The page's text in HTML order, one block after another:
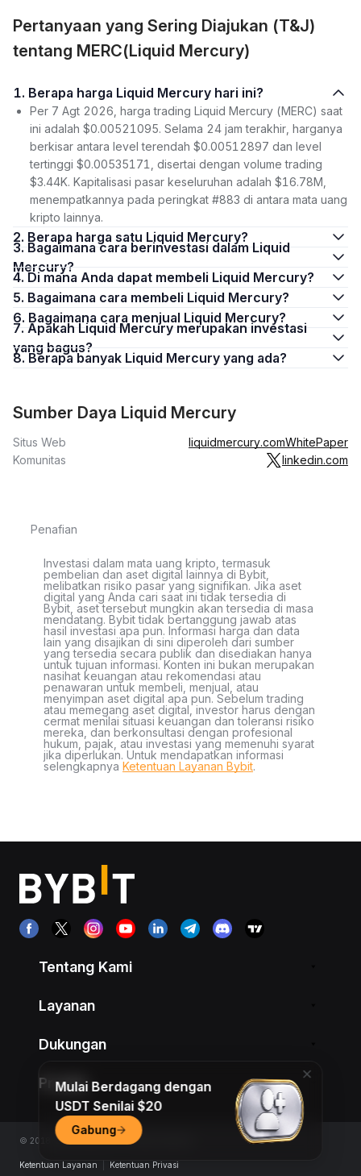
Pertanyaan yang Sering Diajukan (T&J)
tentang MERC(Liquid Mercury)
1. Berapa harga Liquid Mercury hari ini?
Per 7 Agt 2026, harga trading Liquid Mercury (MERC) saat
ini adalah $0.00521095. Selama 24 jam terakhir, harganya
berkisar antara level terendah $0.00512897 dan level
tertinggi $0.00535171, disertai dengan volume trading
$3.44K. Kapitalisasi pasar keseluruhan adalah $16.78M,
menempatkannya pada peringkat #883 di antara mata uang
kripto lainnya.
2. Berapa harga satu Liquid Mercury?
3. Bagaimana cara berinvestasi dalam Liquid
Mercury?
4. Di mana Anda dapat membeli Liquid Mercury?
5. Bagaimana cara membeli Liquid Mercury?
6. Bagaimana cara menjual Liquid Mercury?
7. Apakah Liquid Mercury merupakan investasi
yang bagus?
8. Berapa banyak Liquid Mercury yang ada?
Sumber Daya Liquid Mercury
Situs Web liquidmercury.comWhitePaper
Komunitas
linkedin.com
Penafian
Investasi dalam mata uang kripto, termasuk
pembelian dan aset digital lainnya di Bybit,
melibatkan risiko pasar yang signifikan. Jika aset
digital yang Anda cari saat ini tidak tersedia di
Bybit, aset tersebut mungkin akan tersedia di masa
mendatang. Bybit tidak bertanggung jawab atas
hasil investasi apa pun. Informasi harga dan data
lain yang disajikan di sini diperoleh dari sumber
yang tersedia secara publik dan disediakan hanya
untuk tujuan informasi. Konten ini bukan merupakan
nasihat keuangan atau rekomendasi atau
penawaran untuk membeli, menjual, atau
menyimpan aset digital apa pun. Sebelum trading
atau memegang aset digital, investor harus dengan
cermat menilai situasi keuangan dan toleransi risiko
mereka, dan berkonsultasi dengan profesional
hukum, pajak, atau investasi yang memenuhi syarat
jika diperlukan. Untuk mendapatkan informasi
selengkapnya Ketentuan Layanan Bybit.
Tentang Kami
Layanan
Dukungan
Produk
© 2018-2026 Bybit.com. All rights reserved.
Ketentuan Layanan Ketentuan Privasi
Mulai Berdagang dengan
USDT Senilai $20
Gabung